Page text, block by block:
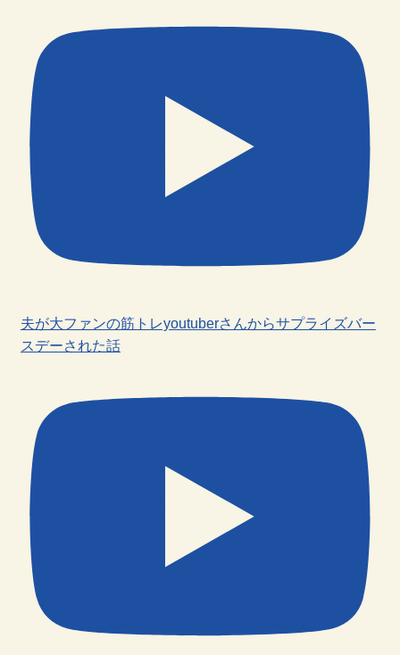
夫が大ファンの筋トレyoutuberさんからサプライズバー
スデーされた話